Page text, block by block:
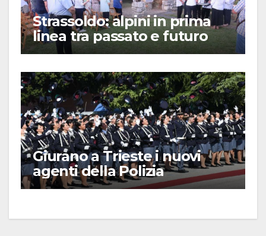
Strassoldo: alpini in prima
linea tra passato e futuro
Giurano a Trieste i nuovi
agenti della Polizia